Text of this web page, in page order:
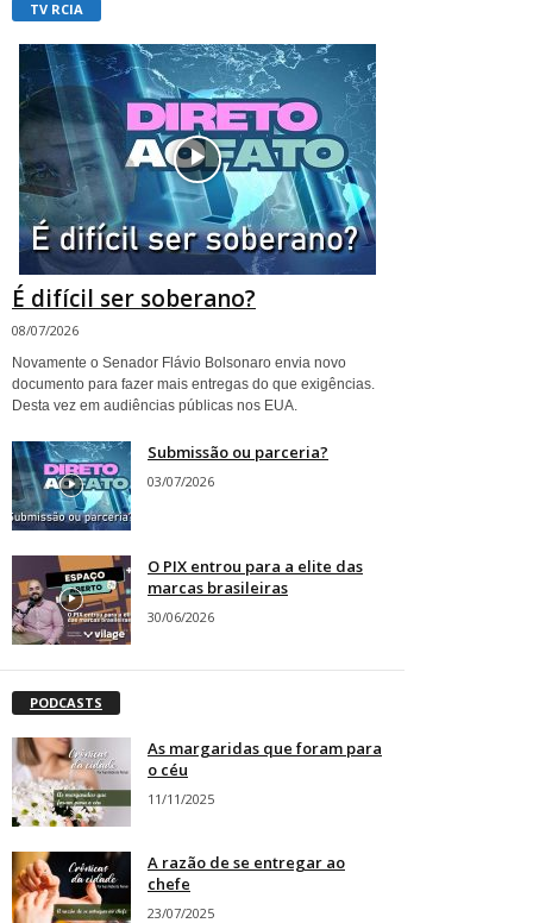
TV RCIA
É difícil ser soberano?
08/07/2026
Novamente o Senador Flávio Bolsonaro envia novo
documento para fazer mais entregas do que exigências.
Desta vez em audiências públicas nos EUA.
Submissão ou parceria?
03/07/2026
O PIX entrou para a elite das
marcas brasileiras
30/06/2026
PODCASTS
As margaridas que foram para
o céu
11/11/2025
A razão de se entregar ao
chefe
23/07/2025